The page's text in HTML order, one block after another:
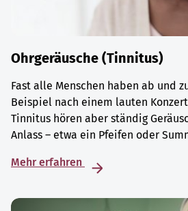
Ohrgeräusche (Tinnitus)
Fast alle Menschen haben ab und
Beispiel nach einem lauten
Tinnitus hören aber ständig
Anlass – etwa ein Pfeifen oder
Mehr erfahren